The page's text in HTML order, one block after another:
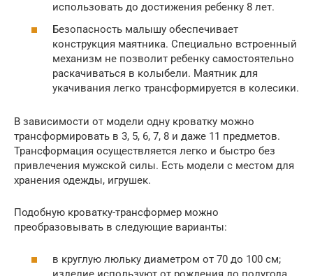
использовать до достижения ребенку 8 лет.
Безопасность малышу обеспечивает
конструкция маятника. Специально встроенный
механизм не позволит ребенку самостоятельно
раскачиваться в колыбели. Маятник для
укачивания легко трансформируется в колесики.
В зависимости от модели одну кроватку можно
трансформировать в 3, 5, 6, 7, 8 и даже 11 предметов.
Трансформация осуществляется легко и быстро без
привлечения мужской силы. Есть модели с местом для
хранения одежды, игрушек.
Подобную кроватку-трансформер можно
преобразовывать в следующие варианты:
в круглую люльку диаметром от 70 до 100 см;